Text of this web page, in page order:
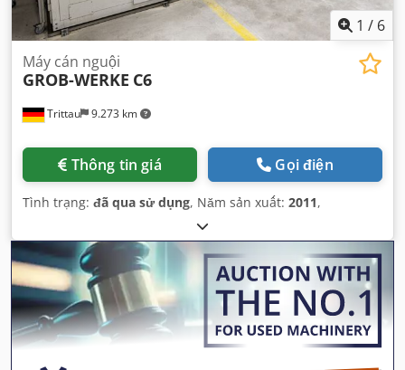
1 / 6
Trittau 9.273 km
Máy cán nguội
GROB-WERKE C6
Thông tin giá Gọi điện
Tình trạng: đã qua sử dụng, Năm sản xuất: 2011,